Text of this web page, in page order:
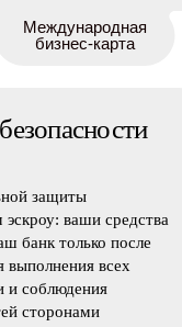
Международная
бизнес-карта
защиты
ваши средства
банк только после
выполнения всех
и соблюдения
сторонами